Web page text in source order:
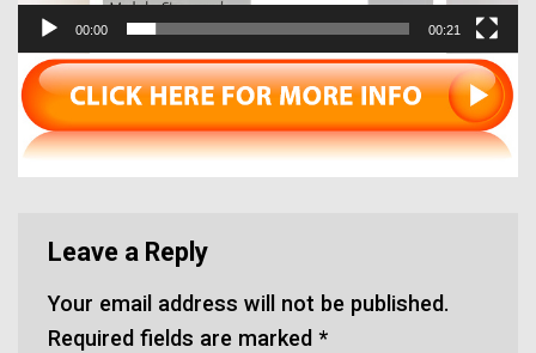
00:00 00:21
Leave a Reply
Your email address will not be published.
Required fields are marked *